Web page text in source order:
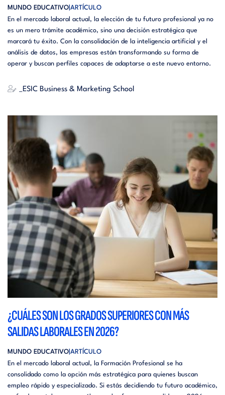
MUNDO EDUCATIVO ARTÍCULO
En el mercado laboral actual, la elección de tu futuro profesional ya no
es un mero trámite académico, sino una decisión estratégica que
marcará tu éxito. Con la consolidación de la inteligencia artificial y el
análisis de datos, las empresas están transformando su forma de
operar y buscan perfiles capaces de adaptarse a este nuevo entorno.
_ESIC Business & Marketing School
¿CUÁLES SON LOS GRADOS SUPERIORES CON MÁS
SALIDAS LABORALES EN 2026?
MUNDO EDUCATIVO ARTÍCULO
En el mercado laboral actual, la Formación Profesional se ha
consolidado como la opción más estratégica para quienes buscan
empleo rápido y especializado. Si estás decidiendo tu futuro académico,